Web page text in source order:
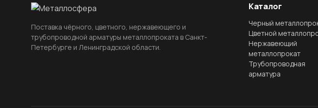
Поставка чёрного, цветного, нержавеющего и
трубопроводной арматуры металлопроката в Санкт-
Петербурге и Ленинградской области.
Каталог
Черный
Цветной
Нержавеющий
металлопрокат
Трубопроводная
арматура